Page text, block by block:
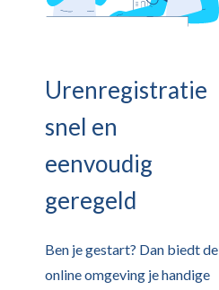
Urenregistratie
snel en
eenvoudig
geregeld
Ben je gestart? Dan biedt de
online omgeving je handige